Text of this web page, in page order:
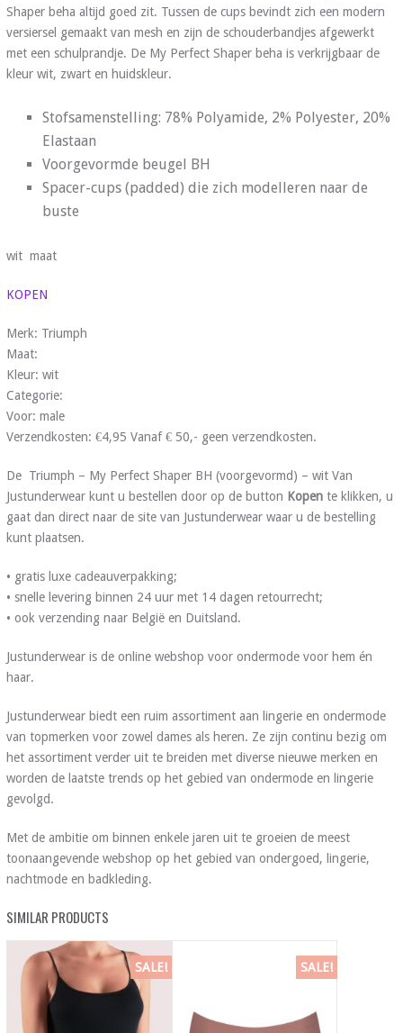
Shaper beha altijd goed zit. Tussen de cups bevindt zich een modern
versiersel gemaakt van mesh en zijn de schouderbandjes afgewerkt
met een schulprandje. De My Perfect Shaper beha is verkrijgbaar de
kleur wit, zwart en huidskleur.
Stofsamenstelling: 78% Polyamide, 2% Polyester, 20%
Elastaan
Voorgevormde beugel BH
Spacer-cups (padded) die zich modelleren naar de
buste
wit maat
KOPEN
Merk: Triumph
Maat:
Kleur: wit
Categorie:
Voor: male
Verzendkosten: €4,95 Vanaf € 50,- geen verzendkosten.
De Triumph – My Perfect Shaper BH (voorgevormd) – wit Van
Justunderwear kunt u bestellen door op de button Kopente klikken, u
gaat dan direct naar de site van Justunderwear waar u de bestelling
kunt plaatsen.
• gratis luxe cadeauverpakking;
• snelle levering binnen 24 uur met 14 dagen retourrecht;
• ook verzending naar België en Duitsland.
Justunderwear is de online webshop voor ondermode voor hem én
haar.
Justunderwear biedt een ruim assortiment aan lingerie en ondermode
van topmerken voor zowel dames als heren. Ze zijn continu bezig om
het assortiment verder uit te breiden met diverse nieuwe merken en
worden de laatste trends op het gebied van ondermode en lingerie
gevolgd.
Met de ambitie om binnen enkele jaren uit te groeien de meest
toonaangevende webshop op het gebied van ondergoed, lingerie,
nachtmode en badkleding.
SIMILAR PRODUCTS
SALE! SALE!